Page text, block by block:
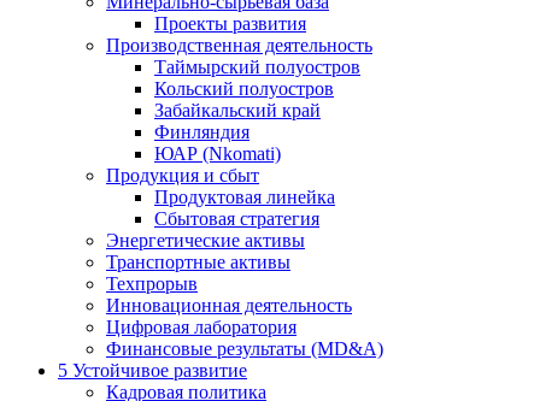
Проекты развития
Производственная деятельность
Таймырский полуостров
Кольский полуостров
Забайкальский край
Финляндия
ЮАР (Nkomati)
Продукция и сбыт
Продуктовая линейка
Сбытовая стратегия
Энергетические активы
Транспортные активы
Техпрорыв
Инновационная деятельность
Цифровая лаборатория
Финансовые результаты (MD&A)
5 Устойчивое развитие
Кадровая политика